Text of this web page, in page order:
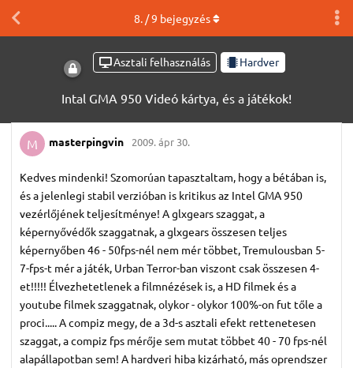
Asztali felhasználás Hardver
Intal GMA 950 Videó kártya, és a játékok!
8. /9 bejegyzés
M masterpingvin 2009. ápr 30.
Kedves mindenki! Szomorúan tapasztaltam, hogy a bétában is,
és a jelenlegi stabil verzióban is kritikus az Intel GMA 950
vezérlőjének teljesítménye! A glxgears szaggat, a
képernyővédők szaggatnak, a glxgears összesen teljes
képernyőben 46 - 50fps-nél nem mér többet, Tremulousban 5-
7-fps-t mér a játék, Urban Terror-ban viszont csak összesen 4-
et!!!!! Élvezhetetlenek a filmnézések is, a HD filmek és a
youtube filmek szaggatnak, olykor - olykor 100%-on fut tőle a
proci..... A compiz megy, de a 3d-s asztali efekt rettenetesen
szaggat, a compiz fps mérője sem mutat többet 40 - 70 fps-nél
alapállapotban sem! A hardveri hiba kizárható, más oprendszer